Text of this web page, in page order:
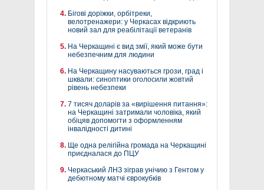
Бігові доріжки, орбітреки,
велотренажери: у Черкасах відкриють
новий зал для реабілітації ветеранів
На Черкащині є вид змії, який може бути
небезпечним для людини
На Черкащину насуваються грози, град і
шквали: синоптики оголосили жовтий
рівень небезпеки
7 тисяч доларів за «вирішення питання»:
на Черкащині затримали чоловіка, який
обіцяв допомогти з оформленням
інвалідності дитині
Ще одна релігійна громада на Черкащині
приєдналася до ПЦУ
Черкаський ЛНЗ зіграв унічию з Гентом у
дебютному матчі єврокубків